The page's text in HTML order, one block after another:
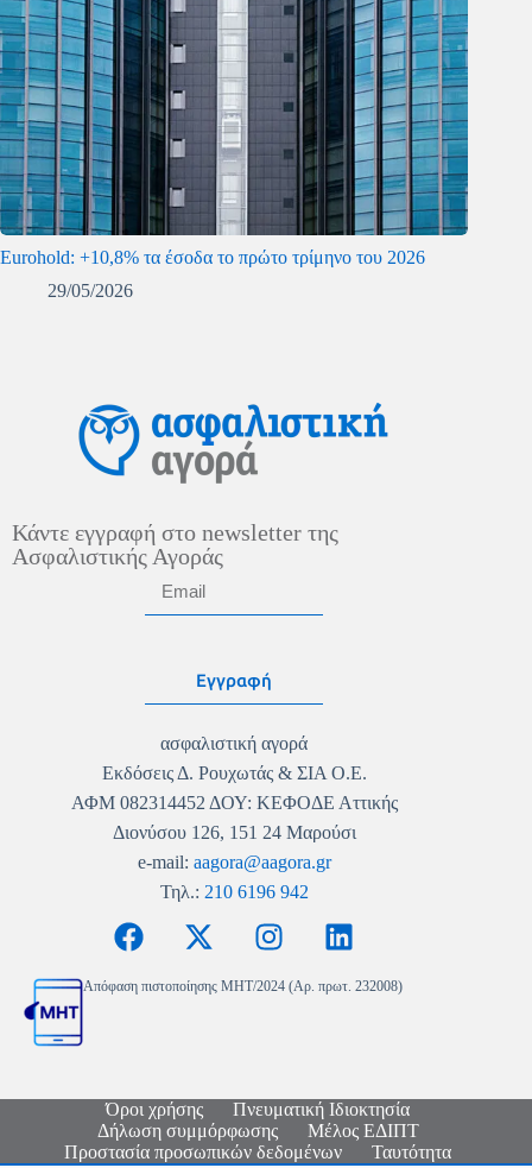
Eurohold: +10,8% τα έσοδα το πρώτο τρίμηνο του 2026
29/05/2026
Κάντε εγγραφή στο newsletter της
Ασφαλιστικής Αγοράς
Εγγραφή
ασφαλιστική αγορά
Εκδόσεις Δ. Ρουχωτάς & ΣΙΑ Ο.Ε.
ΑΦΜ 082314452 ΔΟΥ: ΚΕΦΟΔΕ Αττικής
Διονύσου 126, 151 24 Μαρούσι
e-mail: aagora@aagora.gr
Τηλ.: 210 6196 942
Απόφαση πιστοποίησης MHT/2024 (Αρ. πρωτ. 232008)
Όροι χρήσης
Πνευματική Ιδιοκτησία
Δήλωση συμμόρφωσης
Μέλος ΕΔΙΠΤ
Προστασία προσωπικών δεδομένων
Ταυτότητα